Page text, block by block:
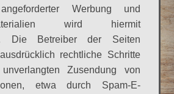
Werbung und
wird hiermit
Die Betreiber der Seiten
rechtliche Schritte
Zusendung von
etwa durch Spam-E-